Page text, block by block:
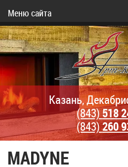
Меню сайта
Казань,
(843)518
(843)260
MADYNE